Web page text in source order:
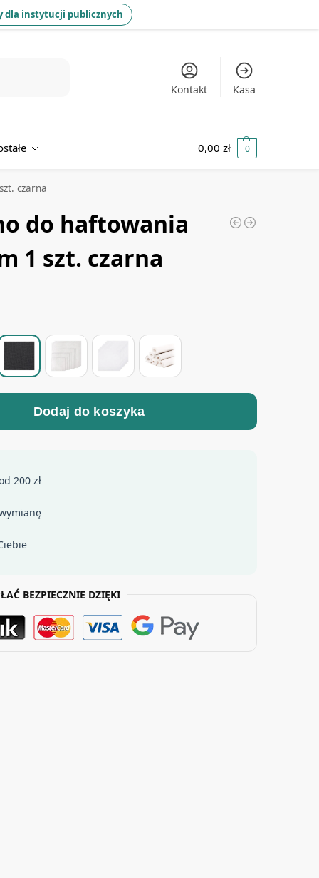
dla instytucji publicznych
Kontakt Kasa
0,00 zł 0
czarna
do haftowania
1 szt. czarna
Dodaj do koszyka
200 zł
BEZPIECZNIE DZIĘKI